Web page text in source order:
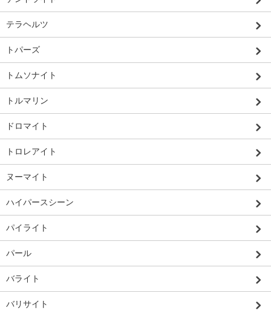
テラヘルツ
トパーズ
トムソナイト
トルマリン
ドロマイト
トロレアイト
ヌーマイト
ハイパースシーン
パイライト
パール
バライト
バリサイト